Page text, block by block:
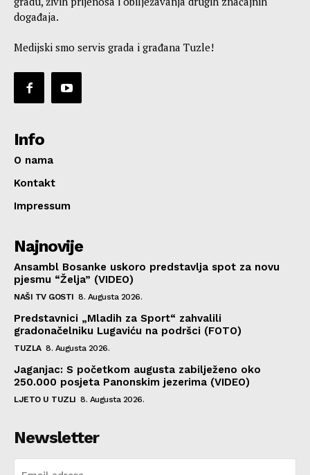
događaja.
Medijski smo servis grada i građana Tuzle!
Info
O nama
Kontakt
Impressum
Najnovije
Ansambl Bosanke uskoro predstavlja spot za novu
pjesmu “Želja” (VIDEO)
NAŠI TV GOSTI 8. Augusta 2026.
Predstavnici „Mladih za Sport“ zahvalili
gradonačelniku Lugaviću na podršci (FOTO)
TUZLA 8. Augusta 2026.
Jaganjac: S početkom augusta zabilježeno oko
250.000 posjeta Panonskim jezerima (VIDEO)
LJETO U TUZLI 8. Augusta 2026.
Newsletter